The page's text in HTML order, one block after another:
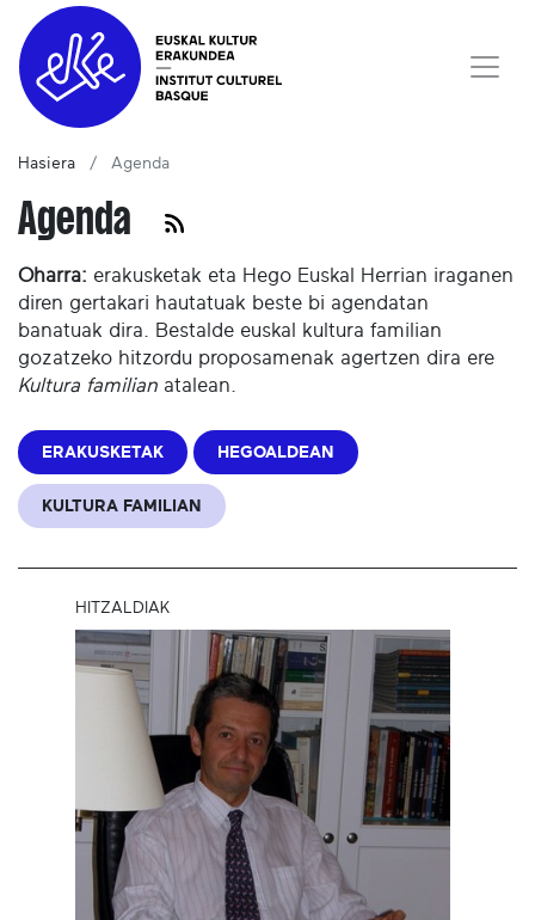
Hasiera Agenda
Agenda
Oharra: erakusketak eta Hego Euskal Herrian iraganen
diren gertakari hautatuak beste bi agendatan
banatuak dira. Bestalde euskal kultura familian
gozatzeko hitzordu proposamenak agertzen dira ere
Kultura familian atalean.
ERAKUSKETAK HEGOALDEAN
KULTURA FAMILIAN
HITZALDIAK